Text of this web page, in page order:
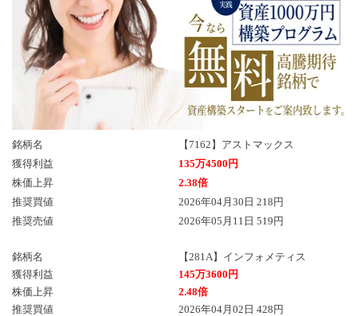
銘柄名
【7162】アストマックス
獲得利益
135万4500円
株価上昇
2.38倍
推奨買値
2026年04月30日 218円
推奨売値
2026年05月11日 519円
銘柄名
【281A】インフォメティス
獲得利益
145万3600円
株価上昇
2.48倍
推奨買値
2026年04月02日 428円